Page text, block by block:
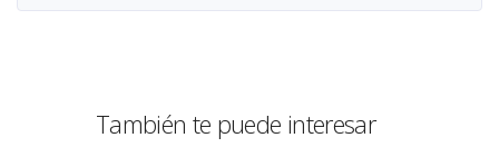
También te puede interesar